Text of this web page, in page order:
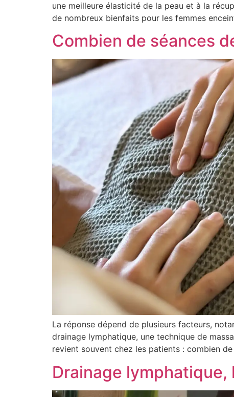
une meilleure élasticité de la peau et à la
de nombreux bienfaits pour les femmes
Combien de séances
La réponse dépend de plusieurs facteurs,
drainage lymphatique, une technique de
revient souvent chez les patients : combien
Drainage lymphatique,